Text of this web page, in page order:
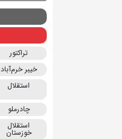
تراکتور
خیبر خرم‌آباد
استقلال
چادرملو
استقلال
خوزستان